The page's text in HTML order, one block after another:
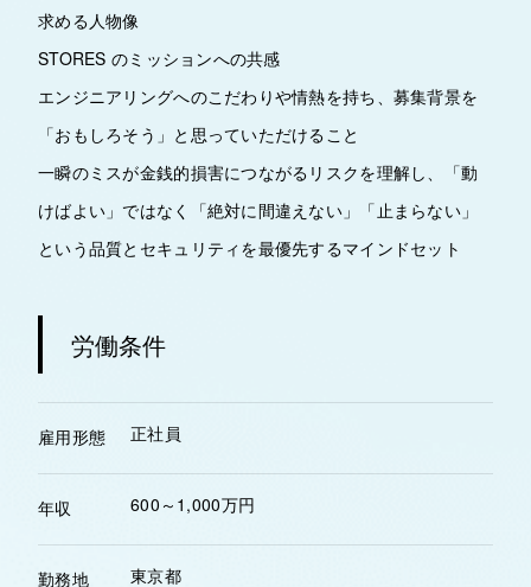
求める人物像
STORES のミッションへの共感
エンジニアリングへのこだわりや情熱を持ち、募集背景を
「おもしろそう」と思っていただけること
一瞬のミスが金銭的損害につながるリスクを理解し、「動
けばよい」ではなく「絶対に間違えない」「止まらない」
という品質とセキュリティを最優先するマインドセット
労働条件
雇用形態 正社員
年収 600～1,000万円
勤務地 東京都